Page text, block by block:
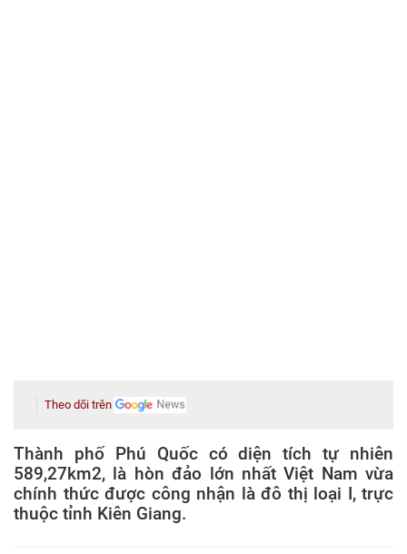
Theo dõi trên
Thành phố Phú Quốc có diện tích tự nhiên
589,27km2, là hòn đảo lớn nhất Việt Nam vừa
chính thức được công nhận là đô thị loại I, trực
thuộc tỉnh Kiên Giang.